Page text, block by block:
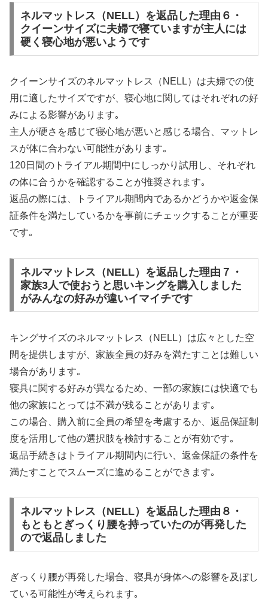
ネルマットレス（NELL）を返品した理由６・
クイーンサイズに夫婦で寝ていますが主人には
硬く寝心地が悪いようです
クイーンサイズのネルマットレス（NELL）は夫婦での使
用に適したサイズですが、寝心地に関してはそれぞれの好
みによる影響があります｡
主人が硬さを感じて寝心地が悪いと感じる場合、マットレ
スが体に合わない可能性があります｡
120日間のトライアル期間中にしっかり試用し、それぞれ
の体に合うかを確認することが推奨されます｡
返品の際には、トライアル期間内であるかどうかや返金保
証条件を満たしているかを事前にチェックすることが重要
です｡
ネルマットレス（NELL）を返品した理由７・
家族3人で使おうと思いキングを購入しました
がみんなの好みが違いイマイチです
キングサイズのネルマットレス（NELL）は広々とした空
間を提供しますが、家族全員の好みを満たすことは難しい
場合があります｡
寝具に関する好みが異なるため、一部の家族には快適でも
他の家族にとっては不満が残ることがあります｡
この場合、購入前に全員の希望を考慮するか、返品保証制
度を活用して他の選択肢を検討することが有効です｡
返品手続きはトライアル期間内に行い、返金保証の条件を
満たすことでスムーズに進めることができます｡
ネルマットレス（NELL）を返品した理由８・
もともとぎっくり腰を持っていたのが再発した
ので返品しました
ぎっくり腰が再発した場合、寝具が身体への影響を及ぼし
ている可能性が考えられます｡